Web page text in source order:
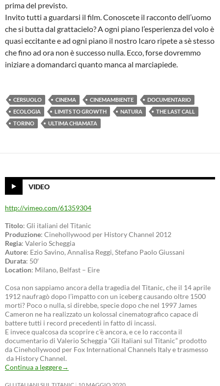
prima del previsto.
Invito tutti a guardarsi il film. Conoscete il racconto dell’uomo
che si butta dal grattacielo? A ogni piano l’esperienza del volo è
quasi eccitante e ad ogni piano il nostro Icaro ripete a sè stesso
che fino ad ora non è successo nulla. Ecco, forse dovremmo
iniziare a domandarci quanto manca al marciapiede.
CERSUOLO CINEMA CINEMAMBIENTE
DOCUMENTARIO
ECOLOGIA
LIMITS TO GROWTH NATURA
THE LAST CALL
TORINO
ULTIMA CHIAMATA
VIDEO
http://vimeo.com/61359304
Titolo: Gli italiani del Titanic
Produzione: Cinehollywood per History Channel 2012
Regia: Valerio Scheggia
Autore: Ezio Savino, Annalisa Reggi, Stefano Paolo Giussani
Durata: 50′
Location: Milano, Belfast – Eire
Cosa non sappiamo ancora della tragedia del Titanic, che il 14 aprile
1912 naufragò dopo l’impatto con un iceberg causando oltre 1500
morti? Poco o nulla, si direbbe, specie dopo che nel 1997 James
Cameron ne ha realizzato un kolossal cinematografico capace di
battere tutti i record precedenti in fatto di incassi.
E invece qualcosa da scoprire c’è ancora, e ce lo racconta il
documentario di Valerio Scheggia “Gli Italiani sul Titanic” prodotto
da Cinehollywood per Fox International Channels Italy e trasmesso
da History Channel.
Continua a leggere→